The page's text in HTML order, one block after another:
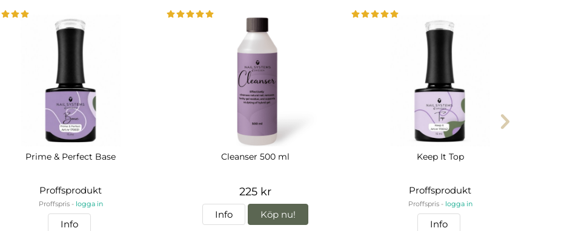
Prime & Perfect Base
Proffsprodukt
Proffspris - logga in
Info
Cleanser 500 ml
225 kr
Info Köp nu!
Keep It Top
Proffsprodukt
Proffspris - logga in
Info